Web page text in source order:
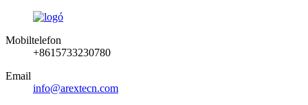
Mobiltelefon
+8615733230780
Email
info@arextecn.com